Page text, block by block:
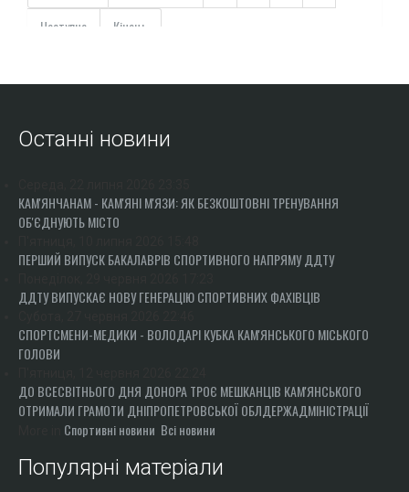
Наступна
Кінець
Останні новини
КАМ'ЯНЧАНАМ - КАМ'ЯНІ М'ЯЗИ: ЯК БЕЗКОШТОВНІ ТРЕНУВАННЯ
ОБ'ЄДНУЮТЬ МІСТО
ПЕРШИЙ ВИПУСК БАКАЛАВРІВ СПОРТИВНОГО НАПРЯМУ ДДТУ
ДДТУ ВИПУСКАЄ НОВУ ГЕНЕРАЦІЮ СПОРТИВНИХ ФАХІВЦІВ
СПОРТСМЕНИ-МЕДИКИ - ВОЛОДАРІ КУБКА КАМ'ЯНСЬКОГО МІСЬКОГО
ГОЛОВИ
ДО ВСЕСВІТНЬОГО ДНЯ ДОНОРА ТРОЄ МЕШКАНЦІВ КАМ'ЯНСЬКОГО
ОТРИМАЛИ ГРАМОТИ ДНІПРОПЕТРОВСЬКОЇ ОБЛДЕРЖАДМІНІСТРАЦІЇ
Спортивні новини Всі новини
Популярні матеріали